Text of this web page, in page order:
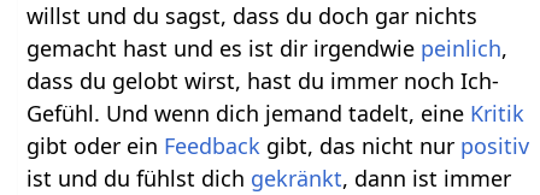
willst und du sagst, dass du doch gar nichts
gemacht hast und es ist dir irgendwie peinlich,
dass du gelobt wirst, hast du immer noch Ich-
Gefühl. Und wenn dich jemand tadelt, eine Kritik
gibt oder ein Feedback gibt, das nicht nur positiv
ist und du fühlst dich gekränkt, dann ist immer